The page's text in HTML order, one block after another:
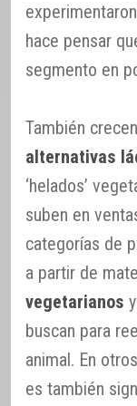
hace pensar
segmento en
También
alternativas
‘helados’
suben en
categorías de
a partir de
vegetarianos y
buscan para
animal. En
es también